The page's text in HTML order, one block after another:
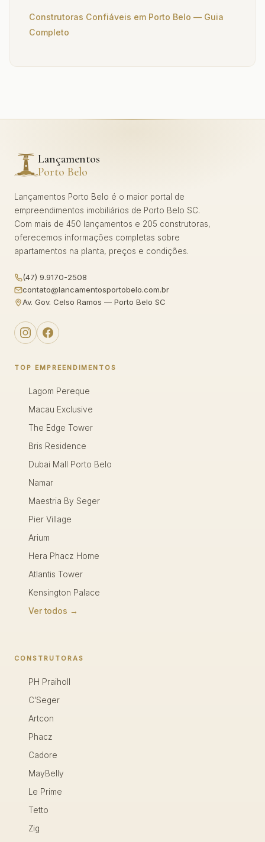
Construtoras Confiáveis em Porto Belo — Guia
Completo
Lançamentos
Porto Belo
Lançamentos Porto Belo é o maior portal de
empreendimentos imobiliários de Porto Belo SC.
Com mais de 450 lançamentos e 205 construtoras,
oferecemos informações completas sobre
apartamentos na planta, preços e condições.
(47) 9.9170-2508
contato@lancamentosportobelo.com.br
Av. Gov. Celso Ramos — Porto Belo SC
TOP EMPREENDIMENTOS
Lagom Pereque
Macau Exclusive
The Edge Tower
Bris Residence
Dubai Mall Porto Belo
Namar
Maestria By Seger
Pier Village
Arium
Hera Phacz Home
Atlantis Tower
Kensington Palace
Ver todos →
CONSTRUTORAS
PH Praiholl
C’Seger
Artcon
Phacz
Cadore
MayBelly
Le Prime
Tetto
Zig